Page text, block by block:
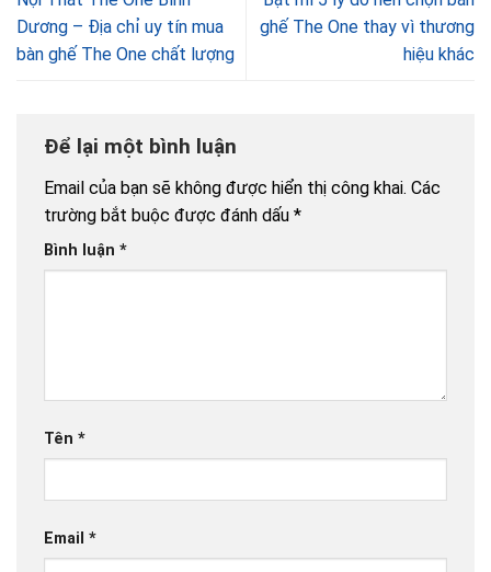
Dương – Địa chỉ uy tín mua
bàn ghế The One chất lượng
ghế The One thay vì thương
hiệu khác
Để lại một bình luận
Email của bạn sẽ không được hiển thị công khai. Các
trường bắt buộc được đánh dấu *
Bình luận *
Tên *
Email *